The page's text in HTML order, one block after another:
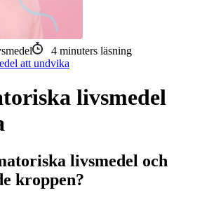
4 minuters läsning
att undvika
livsmedel
livsmedel och
kroppen?